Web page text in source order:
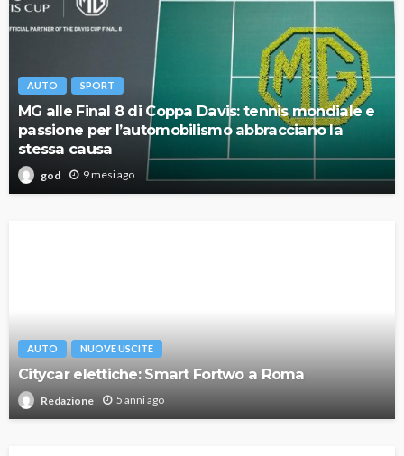
AUTO SPORT
MG alle Final 8 di Coppa Davis: tennis mondiale e
passione per l’automobilismo abbracciano la
stessa causa
god 9 mesi ago
AUTO NUOVE USCITE
Citycar elettiche: Smart Fortwo a Roma
Redazione 5 anni ago